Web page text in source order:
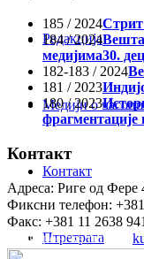
Редакција
Медији о
Контакт
Птретрага
185 / 2024
184 / 2024
медијима30.
182-183 / 2024
181 / 2023
180 / 2023
фрагментације
Контакт
Адреса: Риге од Фере
Фиксни телефон:
Факс: +381 11 2638 941
Електронска пошта: